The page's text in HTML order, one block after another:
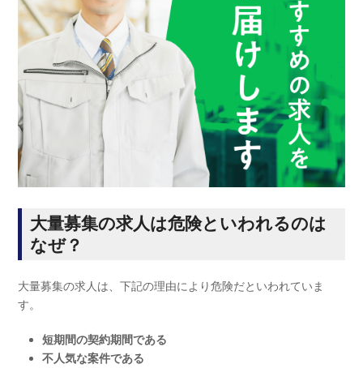
大量募集の求人は危険といわれるのは
なぜ？
大量募集の求人は、下記の理由により危険だといわれていま
す。
短期間の契約期間である
不人気な案件である